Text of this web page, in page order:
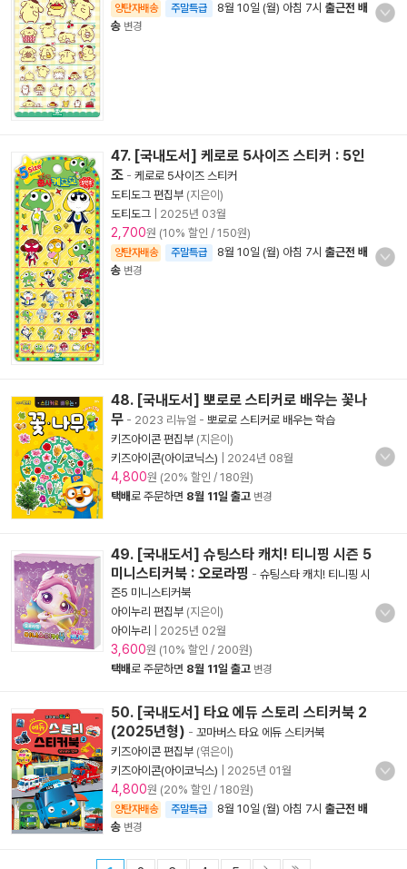
양탄자배송 주말특급 8월 10일 (월) 아침 7시 출근전 배
송 변경
47. [국내도서] 케로로 5사이즈 스티커 : 5인
조 - 케로로 5사이즈 스티커
도티도그 편집부 (지은이)
도티도그
2025년 03월
2,700원 (10% 할인 / 150원)
양탄자배송 주말특급 8월 10일 (월) 아침 7시 출근전 배
송 변경
48. [국내도서] 뽀로로 스티커로 배우는 꽃나
무 - 2023 리뉴얼 - 뽀로로 스티커로 배우는 학습
키즈아이콘 편집부 (지은이)
키즈아이콘(아이코닉스)
2024년 08월
4,800원 (20% 할인 / 180원)
택배로 주문하면 8월 11일 출고 변경
49. [국내도서] 슈팅스타 캐치! 티니핑 시즌 5
미니스티커북 : 오로라핑 - 슈팅스타 캐치! 티니핑 시
즌5 미니스티커북
아이누리 편집부 (지은이)
아이누리
2025년 02월
3,600원 (10% 할인 / 200원)
택배로 주문하면 8월 11일 출고 변경
50. [국내도서] 타요 에듀 스토리 스티커북 2
(2025년형) - 꼬마버스 타요 에듀 스티커북
키즈아이콘 편집부 (엮은이)
키즈아이콘(아이코닉스)
2025년 01월
4,800원 (20% 할인 / 180원)
양탄자배송 주말특급 8월 10일 (월) 아침 7시 출근전 배
송 변경